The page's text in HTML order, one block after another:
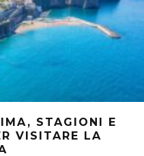
STAGIONI E
VISITARE LA